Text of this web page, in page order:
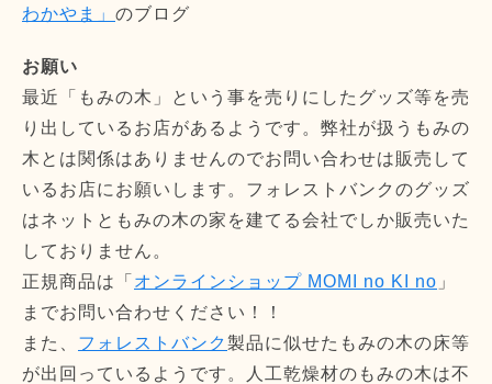
わかやま」 のブログ
お願い
最近「もみの木」という事を売りにしたグッズ等を売
り出しているお店があるようです。弊社が扱うもみの
木とは関係はありませんのでお問い合わせは販売して
いるお店にお願いします。フォレストバンクのグッズ
はネットともみの木の家を建てる会社でしか販売いた
しておりません。
正規商品は「 オンラインショップ MOMI no KI no 」
までお問い合わせください！！
また、 フォレストバンク製品に似せたもみの木の床等
が出回っているようです。人工乾燥材のもみの木は不